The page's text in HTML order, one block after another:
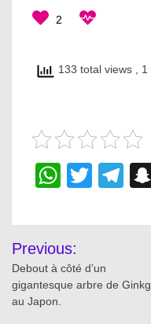
2
133 total views , 1
Post
navigation
Previous:
Debout à côté d’un
gigantesque arbre de
au Japon.